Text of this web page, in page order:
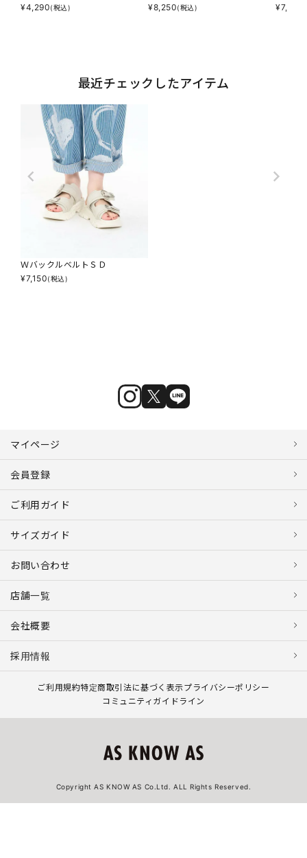
¥4,290(税込)
¥8,250(税込)
¥7,590
最近チェックしたアイテム
ＷバックルベルトＳＤ
¥7,150(税込)
マイページ
会員登録
ご利用ガイド
サイズガイド
お問い合わせ
店舗一覧
会社概要
採用情報
ご利用規約特定商取引法に基づく表示プライバシーポリシー
コミュニティガイドライン
Copyright AS KNOW AS Co.Ltd. ALL Rights Reserved.